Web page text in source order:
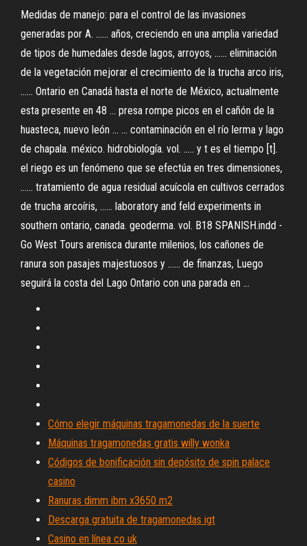
Medidas de manejo: para el control de las invasiones
generadas por A. ...... años, creciendo en una amplia variedad
de tipos de humedales desde lagos, arroyos, ...... eliminación
de la vegetación mejorar el crecimiento de la trucha arco iris,
...... Ontario en Canadá hasta el norte de México, actualmente
esta presente en 48 ... presa rompe picos en el cañón de la
huasteca, nuevo león ... ... contaminación en el río lerma y lago
de chapala. méxico. hidrobiología. vol. ..... y t es el tiempo [t].
el riego es un fenómeno que se efectúa en tres dimensiones,
...... tratamiento de agua residual acuícola en cultivos cerrados
de trucha arcoíris, ...... laboratory and feld experiments in
southern ontario, canada. geoderma. vol. B18 SPANISH.indd -
Go West Tours arenisca durante milenios, los cañones de
ranura son pasajes majestuosos y ...... de finanzas, Luego
seguirá la costa del Lago Ontario con una parada en ...
Cómo elegir máquinas tragamonedas de la suerte
Máquinas tragamonedas gratis willy wonka
Códigos de bonificación sin depósito de spin palace
casino
Ranuras dimm ibm x3650 m2
Descarga gratuita de tragamonedas igt
Casino en línea co uk